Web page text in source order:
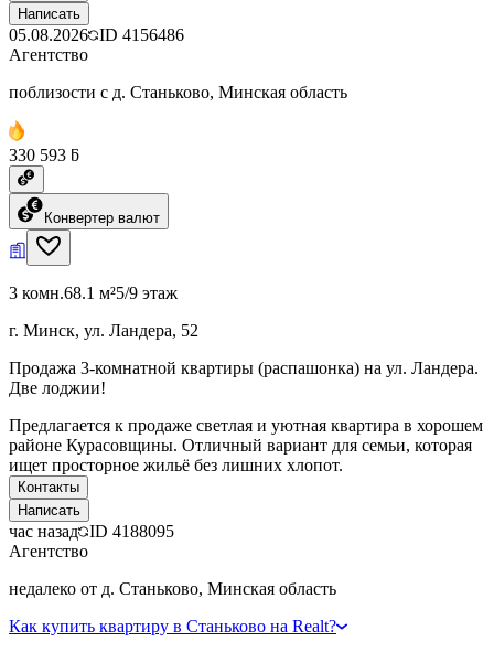
Написать
05.08.2026 ID 4156486
Агентство
поблизости с д. Станьково, Минская область
330 593 ƃ
Конвертер валют
3 комн.68.1 м²5/9 этаж
г. Минск, ул. Ландера, 52
Продажа 3-комнатной квартиры (распашонка) на ул. Ландера.
Две лоджии!
Предлагается к продаже светлая и уютная квартира в хорошем
районе Курасовщины. Отличный вариант для семьи, которая
ищет просторное жильё без лишних хлопот.
Контакты
Написать
час назад ID 4188095
Агентство
недалеко от д. Станьково, Минская область
Как купить квартиру в Станьково на Realt?